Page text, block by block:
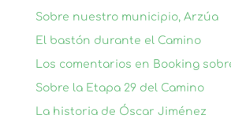
Sobre nuestro municipio, Arzúa
El bastón durante el Camino
Los comentarios en Booking
Sobre la Etapa 29 del Camino
La historia de Óscar Jiménez